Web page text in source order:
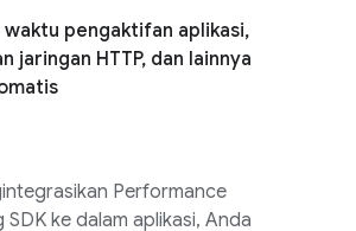
waktu pengaktifan aplikasi,
jaringan HTTP, dan lainnya
Performance
SDK ke dalam aplikasi, Anda